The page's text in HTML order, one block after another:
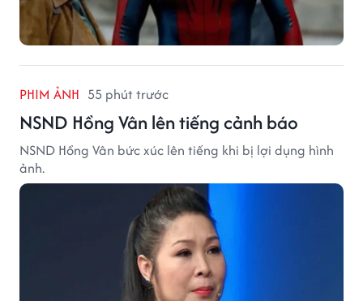
PHIM ẢNH 55 phút trước
NSND Hồng Vân lên tiếng cảnh báo
NSND Hồng Vân bức xúc lên tiếng khi bị lợi dụng hình
ảnh.